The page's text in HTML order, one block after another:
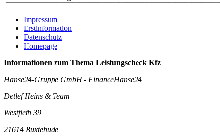
Impressum
Erstinformation
Datenschutz
Homepage
Informationen zum Thema Leistungscheck Kfz
Hanse24-Gruppe GmbH - FinanceHanse24
Detlef Heins & Team
Westfleth 39
21614 Buxtehude